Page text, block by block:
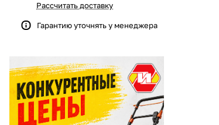
Рассчитать доставку
Гарантию уточнять у менеджера